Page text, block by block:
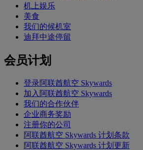
机上娱乐
美食
我们的候机室
迪拜中途停留
会员计划
登录阿联酋航空 Skywards
加入阿联酋航空 Skywards
我们的合作伙伴
企业商务奖励
注册你的公司
阿联酋航空 Skywards 计划条款
阿联酋航空 Skywards 计划更新